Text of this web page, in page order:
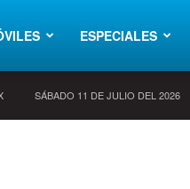
ESPECIALES
SÁBADO 11 DE JULIO DEL 2026